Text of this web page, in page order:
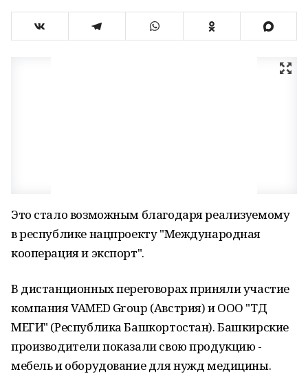
Это стало возможным благодаря реализуемому
в республике нацпроекту "Международная
кооперация и экспорт".
В дистанционных переговорах приняли участие
компания VAMED Group (Австрия) и ООО "ТД
МЕГИ" (Республика Башкортостан). Башкирские
производители показали свою продукцию -
мебель и оборудование для нужд медицины.